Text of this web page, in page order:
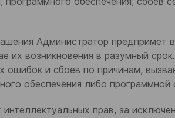
Администратор предпримет
их возникновения в разумный
ошибок и сбоев по причинам,
обеспечения либо программной
прав, за